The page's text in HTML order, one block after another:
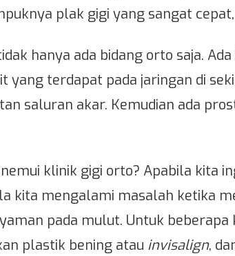
plak gigi yang sangat
hanya ada bidang orto saja.
yang terdapat pada jaringan di
saluran akar. Kemudian ada
klinik gigi orto? Apabila kita
kita mengalami masalah ketika
pada mulut. Untuk
plastik bening atau invisalign,